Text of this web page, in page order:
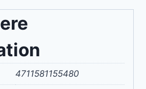
4711581155480